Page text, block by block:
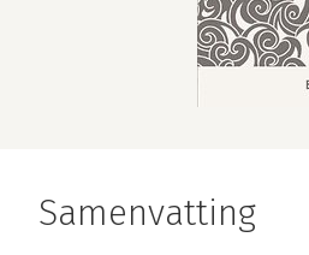
Samenvatting